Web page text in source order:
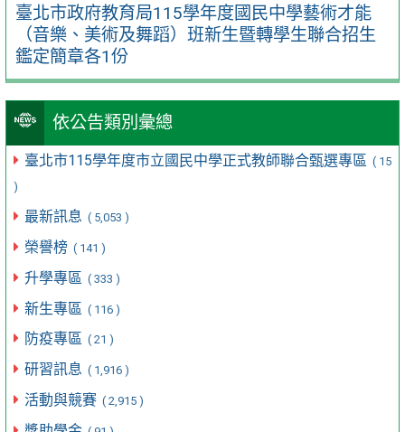
臺北市政府教育局115學年度國民中學藝術才能
（音樂、美術及舞蹈）班新生暨轉學生聯合招生
鑑定簡章各1份
依公告類別彙總
臺北市115學年度市立國民中學正式教師聯合甄選專區 ( 15
)
最新訊息 ( 5,053 )
榮譽榜 ( 141 )
升學專區 ( 333 )
新生專區 ( 116 )
防疫專區 ( 21 )
研習訊息 ( 1,916 )
活動與競賽 ( 2,915 )